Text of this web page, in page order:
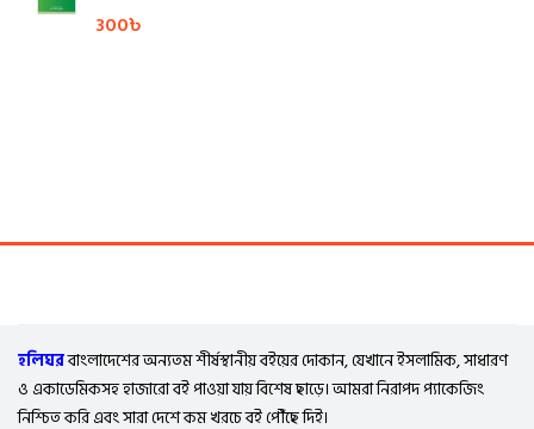
300৳
হলিঘরবাংলাদেশের অন্যতম শীর্ষস্থানীয় বইয়ের দোকান, যেখানে ইসলামিক, সাধারণ
ও একাডেমিকসহ হাজারো বই পাওয়া যায় বিশেষ ছাড়ে। আমরা নিরাপদ প্যাকেজিং
নিশ্চিত করি এবং সারা দেশে কম খরচে বই পৌঁছে দিই।